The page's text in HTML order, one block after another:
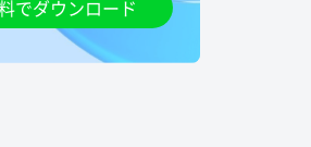
でダウンロード